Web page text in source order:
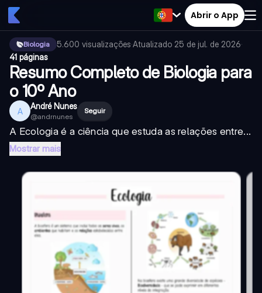
Abrir o App
Biologia 5.600 visualizações·Atualizado 25 de jul. de 2026·
41 páginas
Resumo Completo de Biologia para
o 10º Ano
A André Nunes
@andrnunes
Seguir
A Ecologia é a ciência que estuda as relações entre...
Mostrar mais